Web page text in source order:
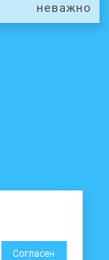
неважно
Согласен